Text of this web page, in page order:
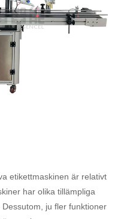
etikettmaskinen är relativt
har olika tillämpliga
ju fler funktioner